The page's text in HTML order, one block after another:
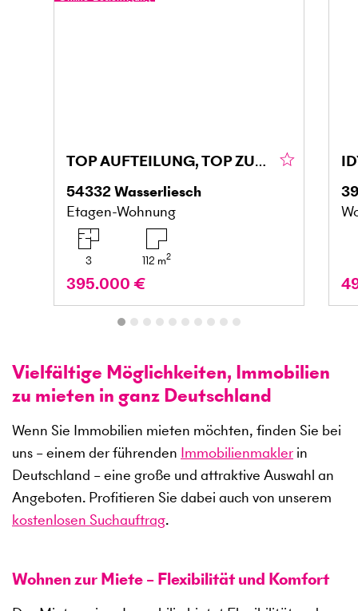
TOP AUFTEILUNG, TOP ZUSTAND, FAMIELIENFREUNDLICH
54332Wasserliesch
Etagen-Wohnung
3 112 m2
395.000 €
Vielfältige Möglichkeiten, Immobilien
zu mieten in ganz Deutschland
Wenn Sie Immobilien mieten möchten, finden Sie bei
uns – einem der führenden Immobilienmakler in
Deutschland – eine große und attraktive Auswahl an
Angeboten. Profitieren Sie dabei auch von unserem
kostenlosen Suchauftrag.
Wohnen zur Miete – Flexibilität und Komfort